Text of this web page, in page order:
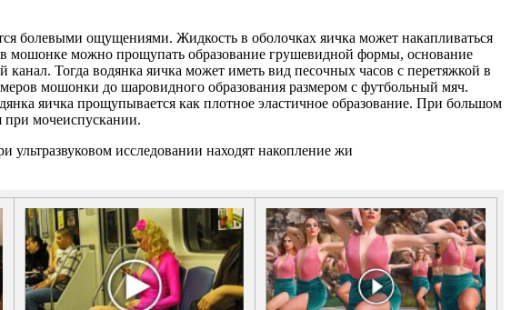
болевыми ощущениями. Жидкость в оболочках яичка может накапливаться
мошонке можно прощупать образование грушевидной формы, основание
Тогда водянка яичка может иметь вид песочных часов с перетяжкой в
мошонки до шаровидного образования размером с футбольный мяч.
яичка прощупывается как плотное эластичное образование. При большом
при мочеиспускании.
ультразвуковом исследовании находят накопление жи